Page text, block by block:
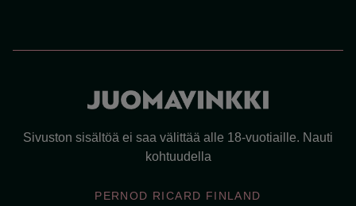
Sivuston sisältöä ei saa välittää alle 18-vuotiaille. Nauti
kohtuudella
PERNOD RICARD FINLAND